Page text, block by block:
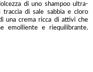
di uno shampoo ultra-
traccia di sale sabbia e cloro
una crema ricca di attivi che
emolliente e riequilibrante.